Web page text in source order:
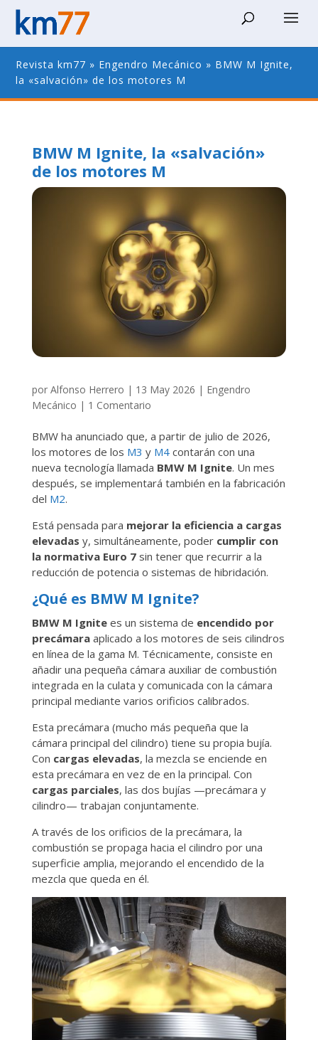
Revista km77 » Engendro Mecánico » BMW M Ignite,
la «salvación» de los motores M
BMW M Ignite, la «salvación»
de los motores M
por Alfonso Herrero | 13 May 2026 | Engendro
Mecánico | 1 Comentario
BMW ha anunciado que, a partir de julio de 2026,
los motores de los M3 y M4contarán con una
nueva tecnología llamada BMW M Ignite. Un mes
después, se implementará también en la fabricación
del M2.
Está pensada para mejorar la eficiencia a cargas
elevadas y, simultáneamente, poder cumplir con
la normativa Euro 7sin tener que recurrir a la
reducción de potencia o sistemas de hibridación.
¿Qué es BMW M Ignite?
BMW M Ignitees un sistema de encendido por
precámaraaplicado a los motores de seis cilindros
en línea de la gama M. Técnicamente, consiste en
añadir una pequeña cámara auxiliar de combustión
integrada en la culata y comunicada con la cámara
principal mediante varios orificios calibrados.
Esta precámara (mucho más pequeña que la
cámara principal del cilindro) tiene su propia bujía.
Con cargas elevadas, la mezcla se enciende en
esta precámara en vez de en la principal. Con
cargas parciales, las dos bujías —precámara y
cilindro— trabajan conjuntamente.
A través de los orificios de la precámara, la
combustión se propaga hacia el cilindro por una
superficie amplia, mejorando el encendido de la
mezcla que queda en él.